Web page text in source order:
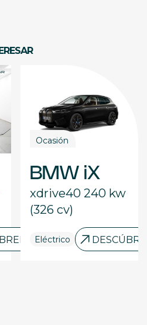
Ocasión
BMW iX
xdrive40 240 kw
(326 cv)
Eléctrico